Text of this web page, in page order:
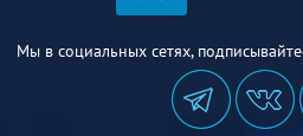
Мы в социальных сетях,